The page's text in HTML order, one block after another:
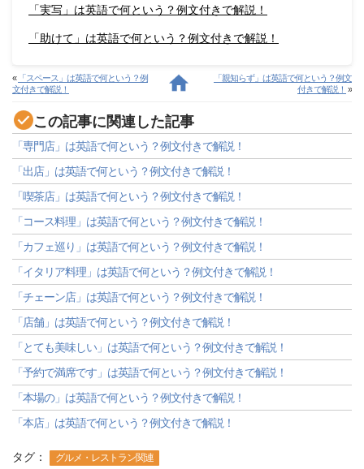
「実写」は英語で何という？例文付きで解説！
「助けて」は英語で何という？例文付きで解説！
« 「スペース」は英語で何という？例
文付きで解説！
「親知らず」は英語で何という？例文
付きで解説！ »
この記事に関連した記事
「専門店」は英語で何という？例文付きで解説！
「出店」は英語で何という？例文付きで解説！
「喫茶店」は英語で何という？例文付きで解説！
「コース料理」は英語で何という？例文付きで解説！
「カフェ巡り」は英語で何という？例文付きで解説！
「イタリア料理」は英語で何という？例文付きで解説！
「チェーン店」は英語で何という？例文付きで解説！
「店舗」は英語で何という？例文付きで解説！
「とても美味しい」は英語で何という？例文付きで解説！
「予約で満席です」は英語で何という？例文付きで解説！
「本場の」は英語で何という？例文付きで解説！
「本店」は英語で何という？例文付きで解説！
タグ： グルメ・レストラン関連